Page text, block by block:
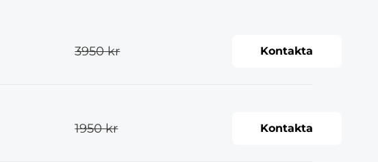
3950 kr Kontakta
1950 kr Kontakta